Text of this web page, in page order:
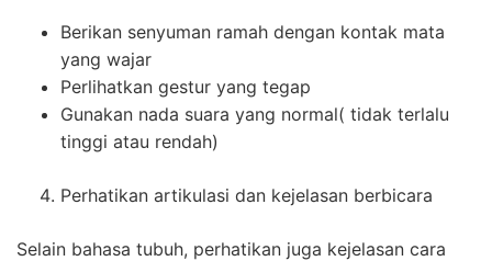
Berikan senyuman ramah dengan kontak mata
yang wajar
Perlihatkan gestur yang tegap
Gunakan nada suara yang normal( tidak terlalu
tinggi atau rendah)
Perhatikan artikulasi dan kejelasan berbicara
Selain bahasa tubuh, perhatikan juga kejelasan cara